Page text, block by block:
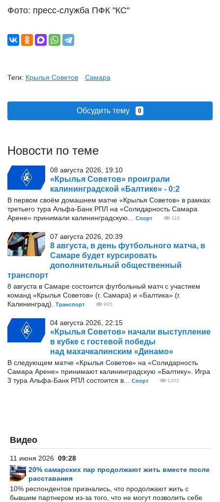
Фото: пресс-служба ПФК "КС"
Теги: Крылья Советов Самара
Обсудить тему 0
Новости по теме
08 августа 2026, 19:10
«Крылья Советов» проиграли
калининградской «Балтике» - 0:2
В первом своём домашнем матче «Крылья Советов» в рамках
третьего тура Альфа-Банк РПЛ на «Солидарность Самара
Арене» принимали калининградскую...
Спорт 118
07 августа 2026, 20:39
8 августа, в день футбольного матча, в
Самаре будет курсировать
дополнительный общественный
транспорт
8 августа в Самаре состоится футбольный матч с участием
команд «Крылья Советов» (г. Самара) и «Балтика» (г.
Калининград).
Транспорт 965
04 августа 2026, 22:15
«Крылья Советов» начали выступление
в кубке с гостевой победы
над махачкалинским «Динамо»
В следующем матче «Крылья Советов» на «Солидарность
Самара Арене» принимают калининградскую «Балтику». Игра
3 тура Альфа-Банк РПЛ состоится в...
Спорт 1202
Видео
11 июня 2026 09:28
20% самарских пар продолжают жить вместе после
расставания
10% респондентов признались, что продолжают жить с
бывшим партнером из-за того, что не могут позволить себе